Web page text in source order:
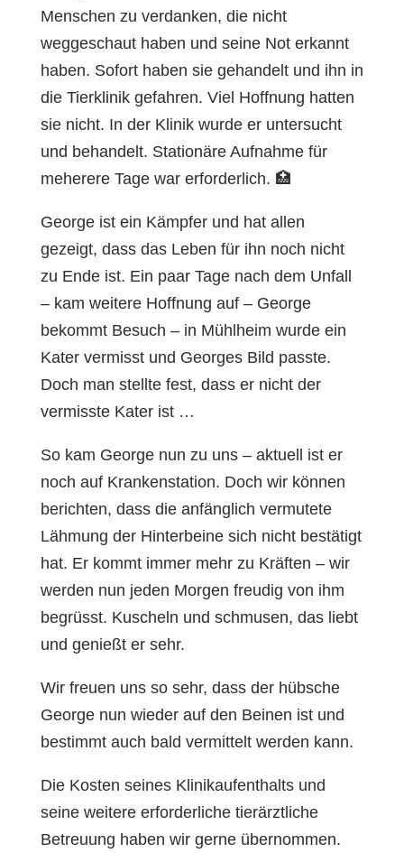
Menschen zu verdanken, die nicht
weggeschaut haben und seine Not erkannt
haben. Sofort haben sie gehandelt und ihn in
die Tierklinik gefahren. Viel Hoffnung hatten
sie nicht. In der Klinik wurde er untersucht
und behandelt. Stationäre Aufnahme für
meherere Tage war erforderlich. 🏥
George ist ein Kämpfer und hat allen
gezeigt, dass das Leben für ihn noch nicht
zu Ende ist. Ein paar Tage nach dem Unfall
– kam weitere Hoffnung auf – George
bekommt Besuch – in Mühlheim wurde ein
Kater vermisst und Georges Bild passte.
Doch man stellte fest, dass er nicht der
vermisste Kater ist …
So kam George nun zu uns – aktuell ist er
noch auf Krankenstation. Doch wir können
berichten, dass die anfänglich vermutete
Lähmung der Hinterbeine sich nicht bestätigt
hat. Er kommt immer mehr zu Kräften – wir
werden nun jeden Morgen freudig von ihm
begrüsst. Kuscheln und schmusen, das liebt
und genießt er sehr.
Wir freuen uns so sehr, dass der hübsche
George nun wieder auf den Beinen ist und
bestimmt auch bald vermittelt werden kann.
Die Kosten seines Klinikaufenthalts und
seine weitere erforderliche tierärztliche
Betreuung haben wir gerne übernommen.